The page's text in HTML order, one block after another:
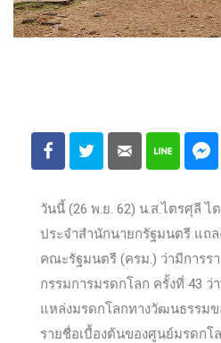
วันนี้ (26 พ.ย. 62) น.ส.ไตรศุลี
ประจำสำนักนายกรัฐมนตรี แถ
คณะรัฐมนตรี (ครม.) ว่ามีการร
กรรมการมรดกโลก ครั้งที่ 43
แหล่งมรดกโลกทางวัฒนธรรม
รายชื่อเบื้องต้นของศูนย์มรดกโ